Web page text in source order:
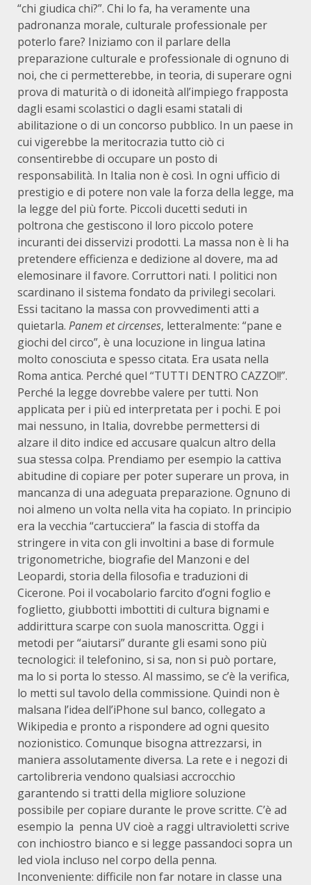
“chi giudica chi?”. Chi lo fa, ha veramente una
padronanza morale, culturale professionale per
poterlo fare? Iniziamo con il parlare della
preparazione culturale e professionale di ognuno di
noi, che ci permetterebbe, in teoria, di superare ogni
prova di maturità o di idoneità all’impiego frapposta
dagli esami scolastici o dagli esami statali di
abilitazione o di un concorso pubblico. In un paese in
cui vigerebbe la meritocrazia tutto ciò ci
consentirebbe di occupare un posto di
responsabilità. In Italia non è così. In ogni ufficio di
prestigio e di potere non vale la forza della legge, ma
la legge del più forte. Piccoli ducetti seduti in
poltrona che gestiscono il loro piccolo potere
incuranti dei disservizi prodotti. La massa non è li ha
pretendere efficienza e dedizione al dovere, ma ad
elemosinare il favore. Corruttori nati. I politici non
scardinano il sistema fondato da privilegi secolari.
Essi tacitano la massa con provvedimenti atti a
quietarla. Panem et circenses, letteralmente: “pane e
giochi del circo”, è una locuzione in lingua latina
molto conosciuta e spesso citata. Era usata nella
Roma antica. Perché quel “TUTTI DENTRO CAZZO!!”.
Perché la legge dovrebbe valere per tutti. Non
applicata per i più ed interpretata per i pochi. E poi
mai nessuno, in Italia, dovrebbe permettersi di
alzare il dito indice ed accusare qualcun altro della
sua stessa colpa. Prendiamo per esempio la cattiva
abitudine di copiare per poter superare un prova, in
mancanza di una adeguata preparazione. Ognuno di
noi almeno un volta nella vita ha copiato. In principio
era la vecchia “cartucciera” la fascia di stoffa da
stringere in vita con gli involtini a base di formule
trigonometriche, biografie del Manzoni e del
Leopardi, storia della filosofia e traduzioni di
Cicerone. Poi il vocabolario farcito d’ogni foglio e
foglietto, giubbotti imbottiti di cultura bignami e
addirittura scarpe con suola manoscritta. Oggi i
metodi per “aiutarsi” durante gli esami sono più
tecnologici: il telefonino, si sa, non si può portare,
ma lo si porta lo stesso. Al massimo, se c’è la verifica,
lo metti sul tavolo della commissione. Quindi non è
malsana l’idea dell’iPhone sul banco, collegato a
Wikipedia e pronto a rispondere ad ogni quesito
nozionistico. Comunque bisogna attrezzarsi, in
maniera assolutamente diversa. La rete e i negozi di
cartolibreria vendono qualsiasi accrocchio
garantendo si tratti della migliore soluzione
possibile per copiare durante le prove scritte. C’è ad
esempio la penna UV cioè a raggi ultravioletti scrive
con inchiostro bianco e si legge passandoci sopra un
led viola incluso nel corpo della penna.
Inconveniente: difficile non far notare in classe una